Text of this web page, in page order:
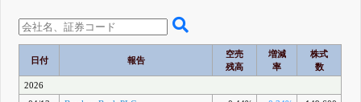
日付 報告
空売
残高
増減
率
株式
数
2026